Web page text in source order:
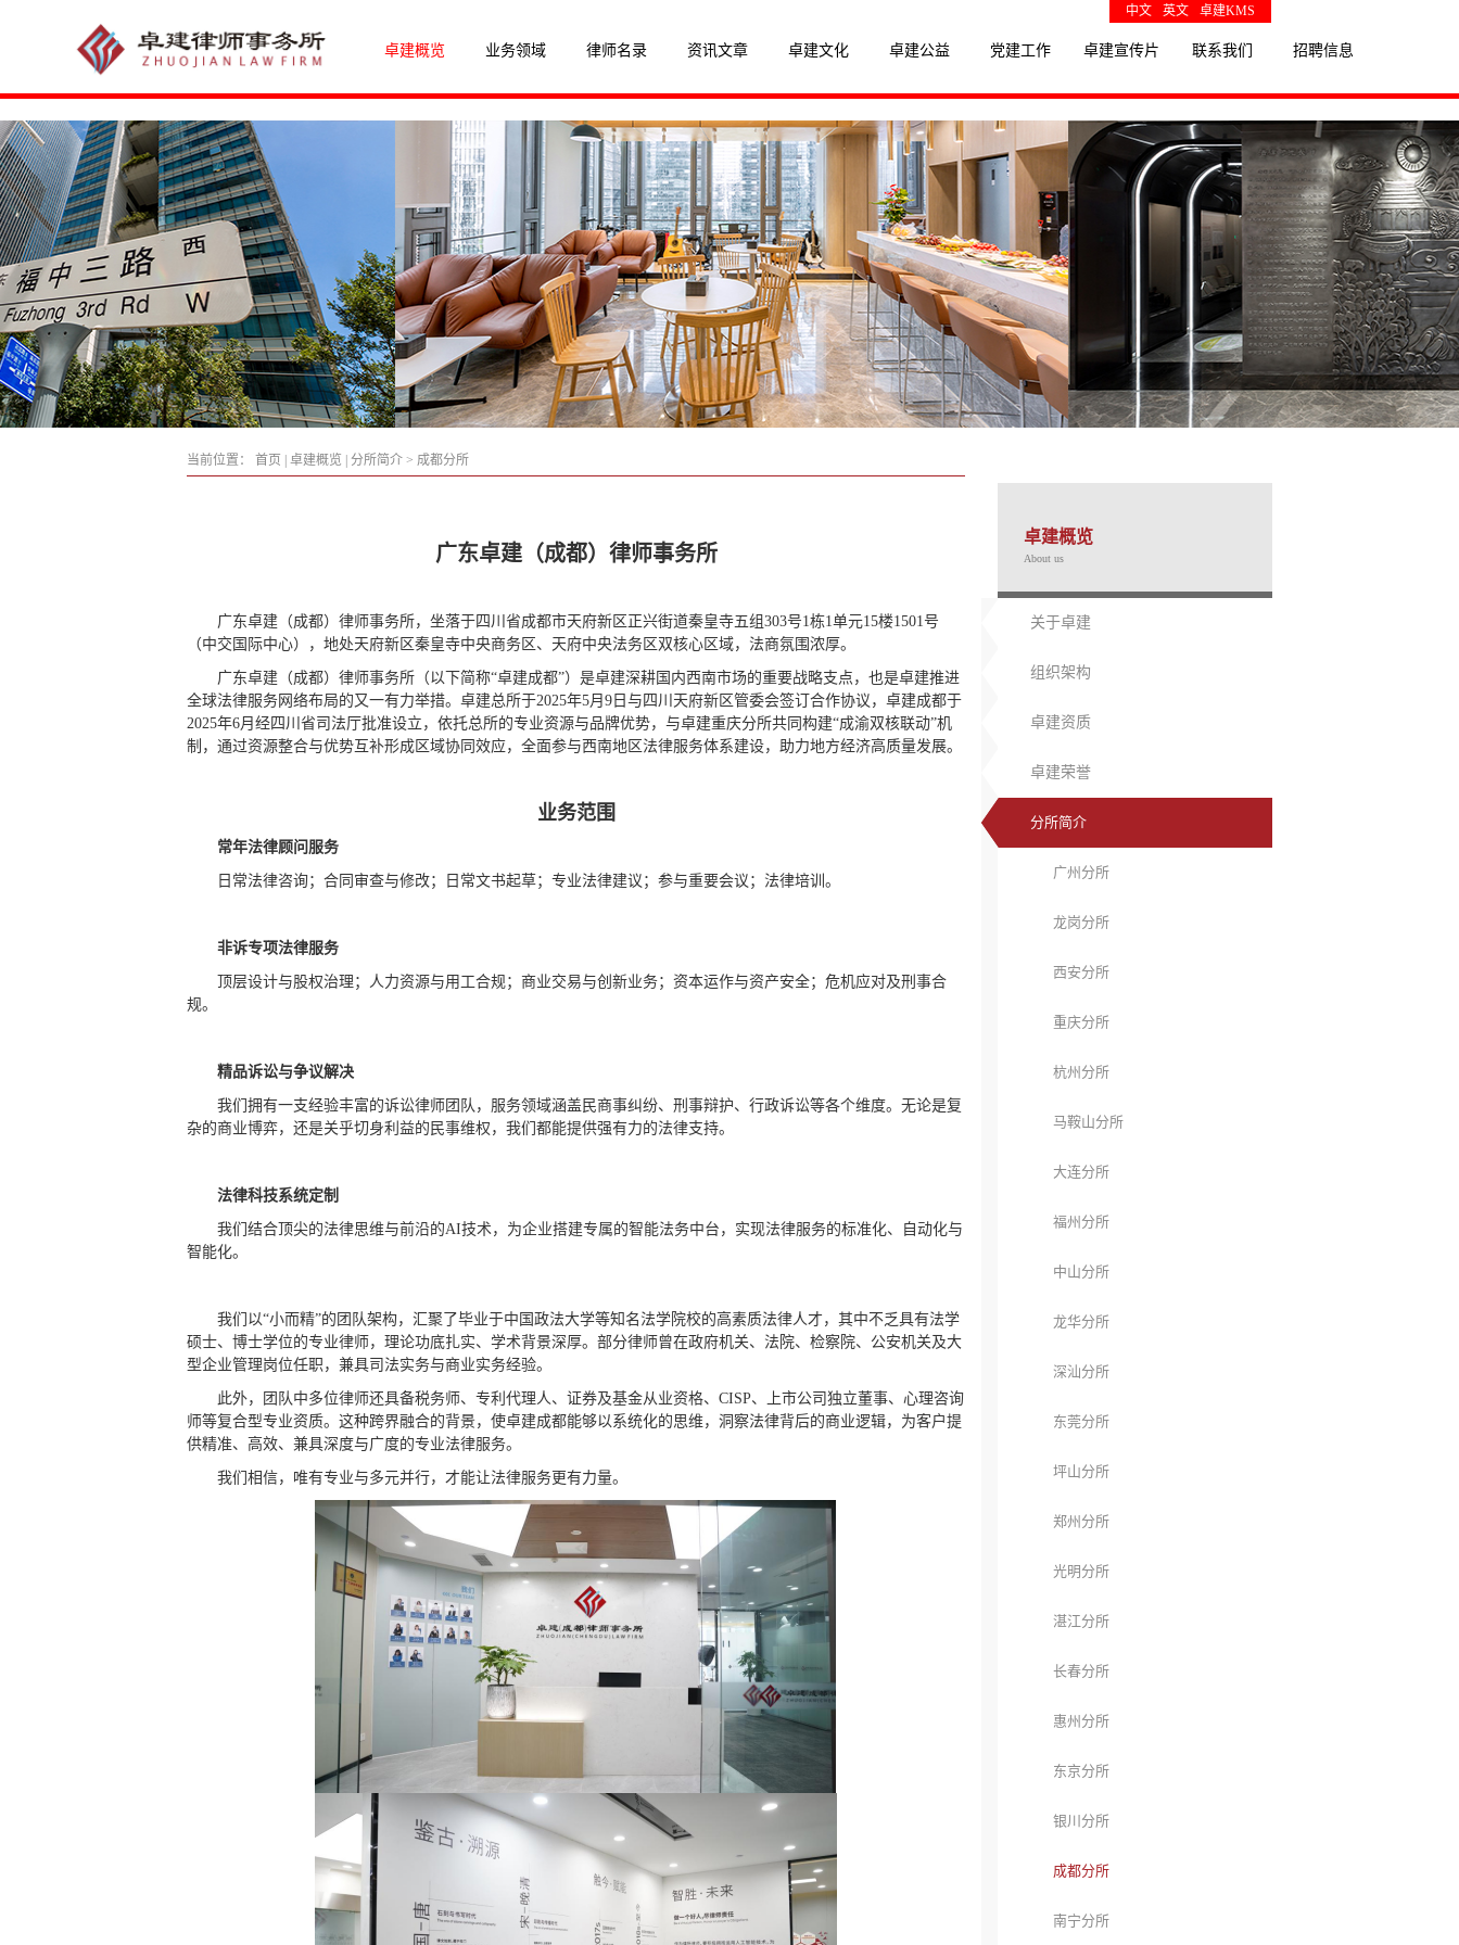
中文 英文 卓建KMS
卓建概览 业务领域 律师名录 资讯文章 卓建文化 卓建公益 党建工作 卓建宣传片 联系我们 招聘信息
卓建概览
About us
关于卓建
组织架构
卓建资质
卓建荣誉
分所简介
广州分所
龙岗分所
西安分所
重庆分所
杭州分所
马鞍山分所
大连分所
福州分所
中山分所
龙华分所
深汕分所
东莞分所
坪山分所
郑州分所
光明分所
湛江分所
长春分所
惠州分所
东京分所
银川分所
成都分所
南宁分所
当前位置： 首页 卓建概览 分所简介 > 成都分所
广东卓建（成都）律师事务所
广东卓建（成都）律师事务所，坐落于四川省成都市天府新区正兴街道秦皇寺五组303号1栋1单元15楼1501号
（中交国际中心），地处天府新区秦皇寺中央商务区、天府中央法务区双核心区域，法商氛围浓厚。
广东卓建（成都）律师事务所（以下简称“卓建成都”）是卓建深耕国内西南市场的重要战略支点，也是卓建推进
全球法律服务网络布局的又一有力举措。卓建总所于2025年5月9日与四川天府新区管委会签订合作协议，卓建成都于
2025年6月经四川省司法厅批准设立，依托总所的专业资源与品牌优势，与卓建重庆分所共同构建“成渝双核联动”机
制，通过资源整合与优势互补形成区域协同效应，全面参与西南地区法律服务体系建设，助力地方经济高质量发展。
业务范围
常年法律顾问服务
⽇常法律咨询；合同审查与修改；日常⽂书起草；专业法律建议；参与重要会议；法律培训。
非诉专项法律服务
顶层设计与股权治理；人力资源与用工合规；商业交易与创新业务；资本运作与资产安全；危机应对及刑事合
规。
精品诉讼与争议解决
我们拥有⼀⽀经验丰富的诉讼律师团队，服务领域涵盖民商事纠纷、刑事辩护、⾏政诉讼等各个维度。⽆论是复
杂的商业博弈，还是关乎切身利益的民事维权，我们都能提供强有⼒的法律⽀持。
法律科技系统定制
我们结合顶尖的法律思维与前沿的AI技术，为企业搭建专属的智能法务中台，实现法律服务的标准化、⾃动化与
智能化。
我们以“小而精”的团队架构，汇聚了毕业于中国政法大学等知名法学院校的高素质法律人才，其中不乏具有法学
硕士、博士学位的专业律师，理论功底扎实、学术背景深厚。部分律师曾在政府机关、法院、检察院、公安机关及大
型企业管理岗位任职，兼具司法实务与商业实务经验。
此外，团队中多位律师还具备税务师、专利代理人、证券及基金从业资格、CISP、上市公司独立董事、心理咨询
师等复合型专业资质。这种跨界融合的背景，使卓建成都能够以系统化的思维，洞察法律背后的商业逻辑，为客户提
供精准、高效、兼具深度与广度的专业法律服务。
我们相信，唯有专业与多元并行，才能让法律服务更有力量。